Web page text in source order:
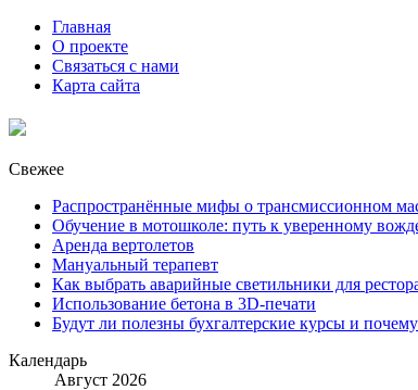
Главная
О проекте
Связаться с нами
Карта сайта
Свежее
Распространённые мифы о трансмиссионном
Обучение в мотошколе: путь к уверенному
Аренда вертолетов
Мануальный терапевт
Как выбрать аварийные светильники для
Использование бетона в 3D-печати
Будут ли полезны бухгалтерские курсы и
Календарь
Август 2026